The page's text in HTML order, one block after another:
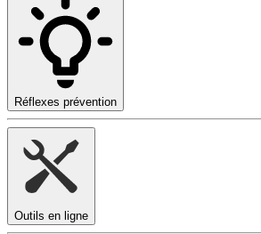
Réflexes prévention
Outils en ligne